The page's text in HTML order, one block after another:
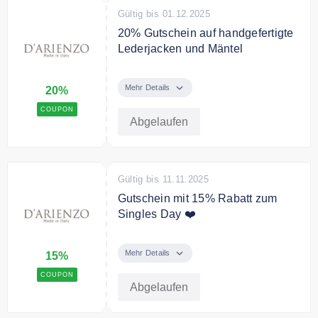
20%
COUPON
Gültig bis 01.12.2025
20% Gutschein auf handgefertigte
Lederjacken und Mäntel
Collezioni Black Friday: bis zu 50
handgefertigte Lederjacken und
Mehr Details
Abgelaufen
15%
COUPON
Gültig bis 11.11.2025
Gutschein mit 15% Rabatt zum
Singles Day ❤️
zusätzlichen Rabatt bei einem
den gesamten Katalog.
Mehr Details
Abgelaufen